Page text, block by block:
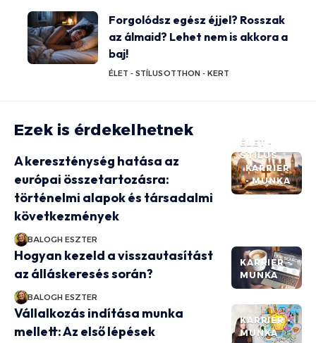
Forgolódsz egész éjjel? Rosszak
az álmaid? Lehet nem is akkora a
baj!
ÉLET - STÍLUSOTTHON - KERT
Ezek is érdekelhetnek
ÉLET -
STÍLUS
KARRIER
- MUNKA
A kereszténység hatása az
európai összetartozásra:
történelmi alapok és társadalmi
következmények
BALOGH ESZTER
KARRIER -
MUNKA
Hogyan kezeld a visszautasítást
az álláskeresés során?
BALOGH ESZTER
KARRIER -
MUNKA
Vállalkozás indítása munka
mellett: Az első lépések